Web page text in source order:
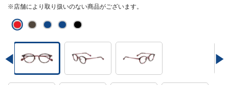
※店舗により取り扱いのない商品がございます。